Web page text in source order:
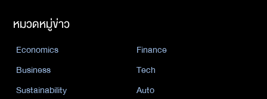
หมวดหมู่ข่าว
Economics
Finance
Business
Tech
Sustainability
Auto